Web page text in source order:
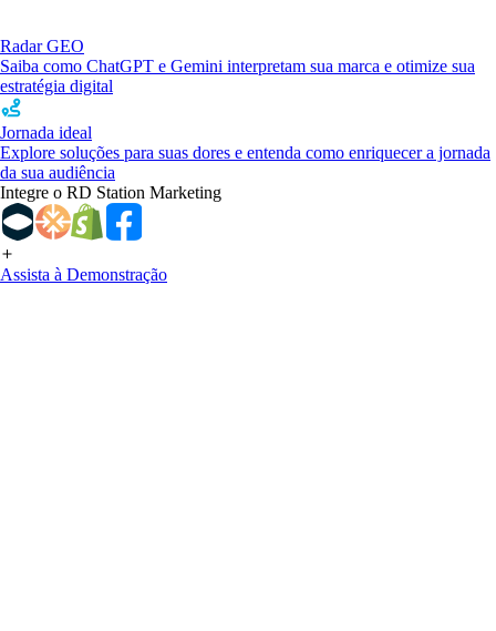
Radar GEO
Saiba como ChatGPT e Gemini interpretam sua marca e otimize sua
estratégia digital
Jornada ideal
Explore soluções para suas dores e entenda como enriquecer a jornada
da sua audiência
Integre o RD Station Marketing
Assista à Demonstração